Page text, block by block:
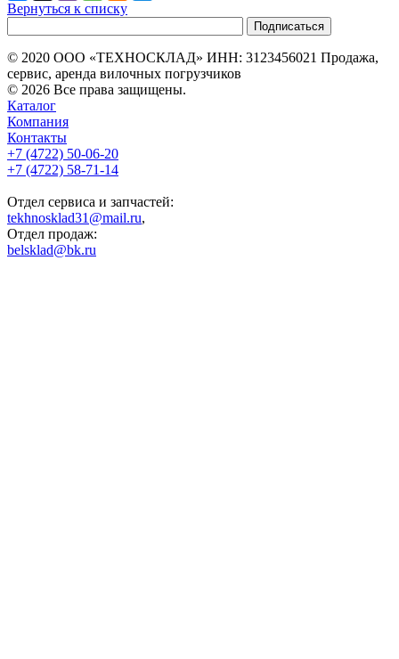
Вернуться к списку
© 2020 ООО «ТЕХНОСКЛАД» ИНН: 3123456021 Продажа,
сервис, аренда вилочных погрузчиков
© 2026 Все права защищены.
Каталог
Компания
Контакты
+7 (4722) 50-06-20
+7 (4722) 58-71-14
Отдел сервиса и запчастей:
tekhnosklad31@mail.ru,
Отдел продаж:
belsklad@bk.ru